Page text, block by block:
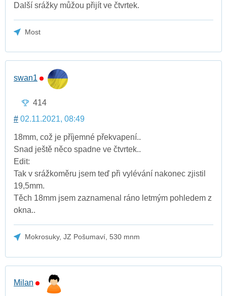
Další srážky můžou přijít ve čtvrtek.
Most
swan1
414
# 02.11.2021, 08:49
18mm, což je příjemné překvapení..
Snad ještě něco spadne ve čtvrtek..
Edit:
Tak v srážkoměru jsem teď při vylévání nakonec zjistil
19,5mm.
Těch 18mm jsem zaznamenal ráno letmým pohledem z
okna..
Mokrosuky, JZ Pošumaví, 530 mnm
Milan